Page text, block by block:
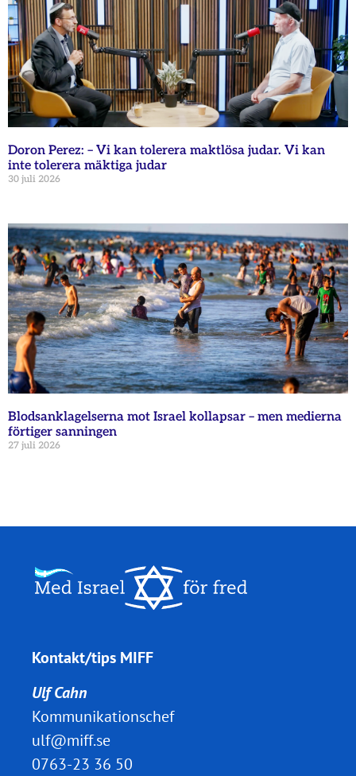
Doron Perez: – Vi kan tolerera maktlösa judar. Vi kan
inte tolerera mäktiga judar
30 juli 2026
Blodsanklagelserna mot Israel kollapsar – men medierna
förtiger sanningen
27 juli 2026
Kontakt/tips MIFF
Ulf Cahn
Kommunikationschef
ulf@miff.se
0763-23 36 50